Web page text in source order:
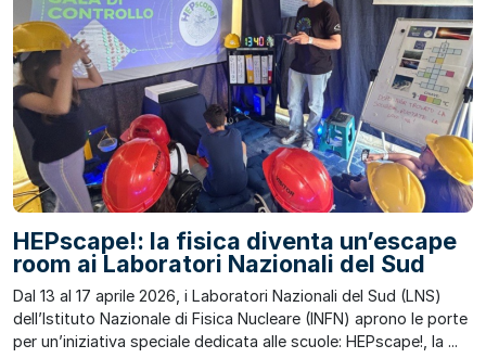
HEPscape!: la fisica diventa un’escape
room ai Laboratori Nazionali del Sud
Dal 13 al 17 aprile 2026, i Laboratori Nazionali del Sud (LNS)
dell’Istituto Nazionale di Fisica Nucleare (INFN) aprono le porte
per un’iniziativa speciale dedicata alle scuole: HEPscape!, la ...